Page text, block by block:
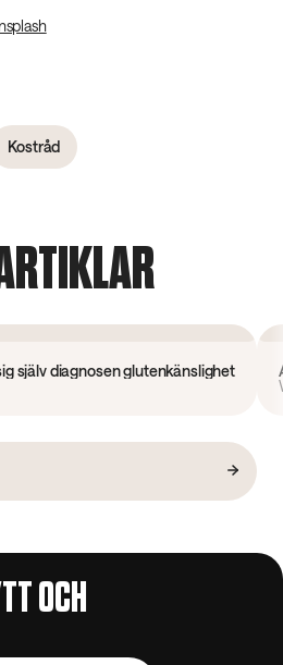
Kostråd
själv diagnosen glutenkänslighet
OCH